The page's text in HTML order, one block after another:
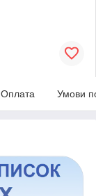
Оплата Умови